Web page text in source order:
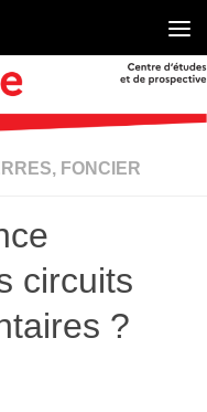
FONCIER
circuits
?